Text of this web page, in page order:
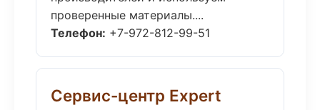
проверенные материалы....
Телефон: +7-972-812-99-51
Сервис-центр Expert